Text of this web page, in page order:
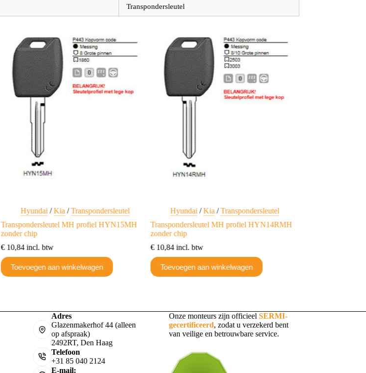
Transpondersleutel
Hyundai /Kia /Transpondersleutel
Transpondersleutel MH profiel HYN15MH
zonder chip
€10,84incl. btw
Toevoegen aan winkelwagen
Hyundai /Kia /Transpondersleutel
Transpondersleutel MH profiel HYN14RMH
zonder chip
€10,84incl. btw
Toevoegen aan winkelwagen
Adres
Glazenmakerhof 44 (alleen
op afspraak)
2492RT, Den Haag
Telefoon
+31 85 040 2124
E-mail:
Onze monteurs zijn officieel SERMI-
gecertificeerd, zodat u verzekerd bent
van veilige en betrouwbare service.